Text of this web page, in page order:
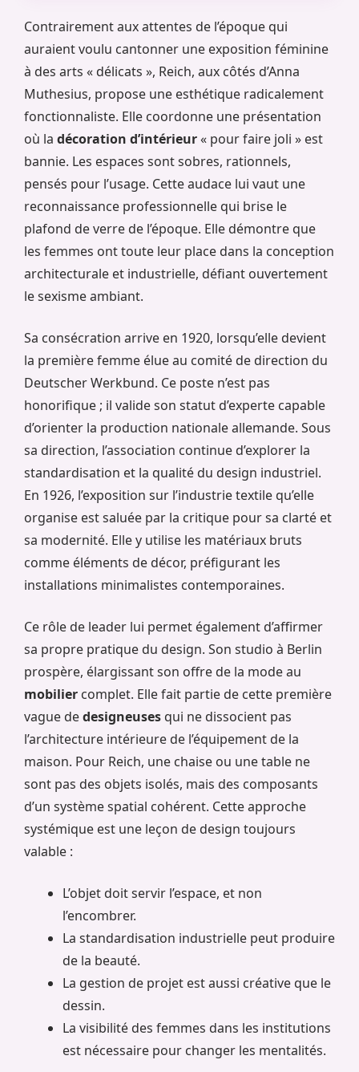
Contrairement aux attentes de l’époque qui
auraient voulu cantonner une exposition féminine
à des arts « délicats », Reich, aux côtés d’Anna
Muthesius, propose une esthétique radicalement
fonctionnaliste. Elle coordonne une présentation
où la décoration d’intérieur« pour faire joli » est
bannie. Les espaces sont sobres, rationnels,
pensés pour l’usage. Cette audace lui vaut une
reconnaissance professionnelle qui brise le
plafond de verre de l’époque. Elle démontre que
les femmes ont toute leur place dans la conception
architecturale et industrielle, défiant ouvertement
le sexisme ambiant.
Sa consécration arrive en 1920, lorsqu’elle devient
la première femme élue au comité de direction du
Deutscher Werkbund. Ce poste n’est pas
honorifique ; il valide son statut d’experte capable
d’orienter la production nationale allemande. Sous
sa direction, l’association continue d’explorer la
standardisation et la qualité du design industriel.
En 1926, l’exposition sur l’industrie textile qu’elle
organise est saluée par la critique pour sa clarté et
sa modernité. Elle y utilise les matériaux bruts
comme éléments de décor, préfigurant les
installations minimalistes contemporaines.
Ce rôle de leader lui permet également d’affirmer
sa propre pratique du design. Son studio à Berlin
prospère, élargissant son offre de la mode au
mobilier complet. Elle fait partie de cette première
vague dedesigneuses qui ne dissocient pas
l’architecture intérieure de l’équipement de la
maison. Pour Reich, une chaise ou une table ne
sont pas des objets isolés, mais des composants
d’un système spatial cohérent. Cette approche
systémique est une leçon de design toujours
valable :
L’objet doit servir l’espace, et non
l’encombrer.
La standardisation industrielle peut produire
de la beauté.
La gestion de projet est aussi créative que le
dessin.
La visibilité des femmes dans les institutions
est nécessaire pour changer les mentalités.